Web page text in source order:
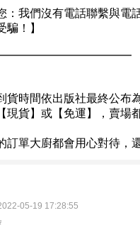
05-19 17:28:55